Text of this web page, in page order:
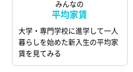
みんなの
平均家賃
大学・専門学校に進学して一人
暮らしを始めた新入生の平均家
賃を見てみる